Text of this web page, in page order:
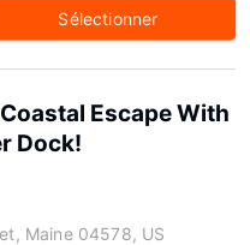
Sélectionner
Escape With
Dock!
Maine 04578, US